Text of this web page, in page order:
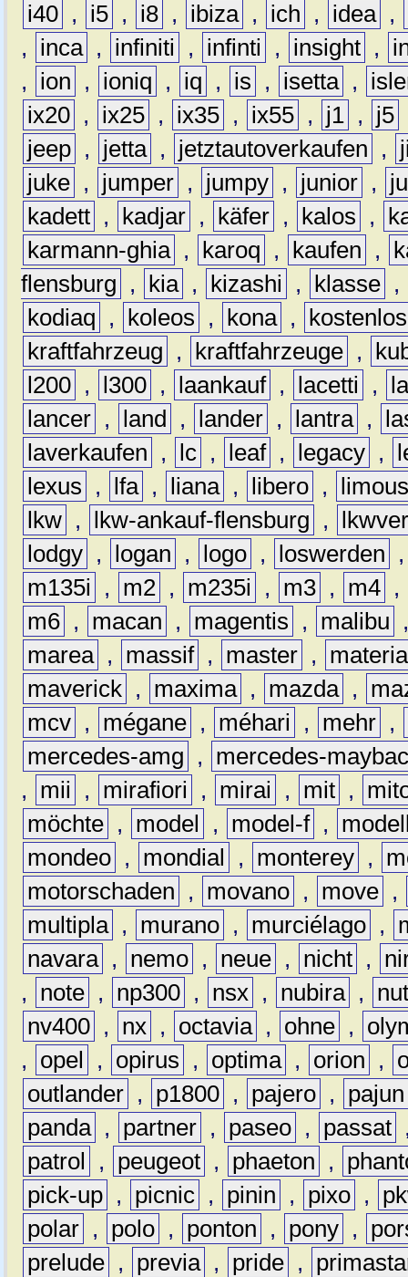
i40 , i5 , i8 , ibiza , ich , idea ,
,
inca , infiniti , infinti , insight ,
,
ion , ioniq , iq , is , isetta ,
ix20 , ix25 , ix35 , ix55 , j1 , j5
jeep , jetta , jetztautoverkaufen ,
juke , jumper , jumpy , junior ,
kadett , kadjar , käfer , kalos ,
karmann-ghia , karoq , kaufen ,
flensburg
, kia , kizashi , klasse ,
kodiaq
, koleos , kona ,
kostenlos
kraftfahrzeug
, kraftfahrzeuge ,
l200 , l300 , laankauf , lacetti ,
lancer , land , lander , lantra ,
laverkaufen
, lc , leaf , legacy ,
lexus
, lfa , liana , libero ,
lkw , lkw-ankauf-flensburg ,
lodgy , logan , logo , loswerden
m135i
, m2 , m235i , m3 , m4 ,
m6 , macan , magentis , malibu
marea , massif , master ,
materia
maverick , maxima , mazda ,
mcv , mégane , méhari , mehr ,
mercedes-amg
,
mercedes-
,
mii , mirafiori , mirai , mit ,
möchte , model , model-f ,
mondeo , mondial , monterey ,
motorschaden
, movano , move ,
multipla , murano , murciélago ,
navara , nemo , neue , nicht ,
,
note , np300 , nsx , nubira ,
nv400 , nx , octavia , ohne ,
,
opel , opirus , optima , orion ,
outlander , p1800 , pajero ,
pajun
panda , partner , paseo , passat
patrol
, peugeot , phaeton ,
pick-up , picnic , pinin , pixo ,
polar , polo , ponton , pony ,
prelude , previa , pride ,